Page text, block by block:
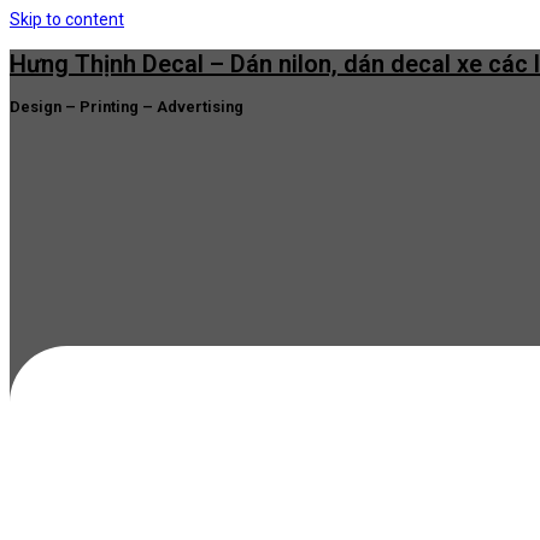
Skip to content
Hưng Thịnh Decal – Dán nilon, dán decal xe các
Design – Printing – Advertising